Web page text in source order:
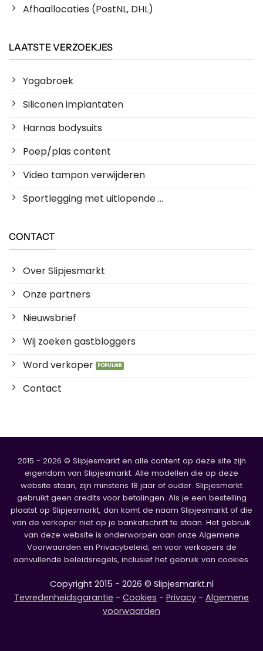
Afhaallocaties (PostNL, DHL)
LAATSTE VERZOEKJES
Yogabroek
Siliconen implantaten
Harnas bodysuits
Poep/plas content
Video tampon verwijderen
Sportlegging met uitlopende ...
CONTACT
Over Slipjesmarkt
Onze partners
Nieuwsbrief
Wij zoeken gastbloggers
Word verkoper
Contact
2015 - 2026 © Slipjesmarkt en alle content op deze site zijn
eigendom van Slipjesmarkt. Alle modellen die op deze
website staan, zijn minstens 18 jaar of ouder. Slipjesmarkt
gebruikt geen credits voor betalingen. Als je een bestelling
plaatst op Slipjesmarkt, dan komt de naam Slipjesmarkt of die
van de verkoper niet op je bankafschrift te staan. Het gebruik
van deze website is onderworpen aan onze Algemene
Voorwaarden en Privacybeleid, en voor verkopers de
aanvullende beleidsregels, inclusief het gebruik van cookies.
Copyright 2015 - 2026 © Slipjesmarkt.nl
Tevredenheidsgarantie - Cookies - Privacy - Algemene
voorwaarden